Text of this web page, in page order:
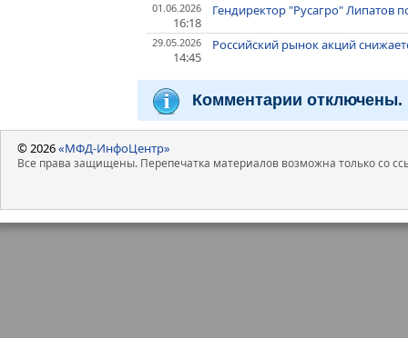
01.06.2026
16:18
Гендиректор "Русагро" Липатов
29.05.2026
14:45
Российский рынок акций
Комментарии отключены.
© 2026«МФД-ИнфоЦентр»
Все права защищены. Перепечатка материалов возможна только со